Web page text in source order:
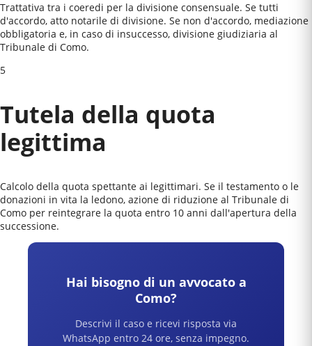
Trattativa tra i coeredi per la divisione consensuale. Se tutti
d'accordo, atto notarile di divisione. Se non d'accordo, mediazione
obbligatoria e, in caso di insuccesso, divisione giudiziaria al
Tribunale di Como.
5
Tutela della quota
legittima
Calcolo della quota spettante ai legittimari. Se il testamento o le
donazioni in vita la ledono, azione di riduzione al Tribunale di
Como per reintegrare la quota entro 10 anni dall'apertura della
successione.
Hai bisogno di un avvocato a
Como?
Descrivi il caso e ricevi risposta via
WhatsApp entro 24 ore, senza impegno.